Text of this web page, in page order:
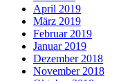
April 2019
März 2019
Februar 2019
Januar 2019
Dezember 2018
November 2018